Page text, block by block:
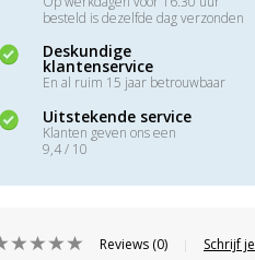
besteld is dezelfde dag verzonden
Deskundige
klantenservice
En al ruim 15 jaar betrouwbaar
Uitstekende service
Klanten geven ons een
9,4 / 10
Reviews (0) Schrijf